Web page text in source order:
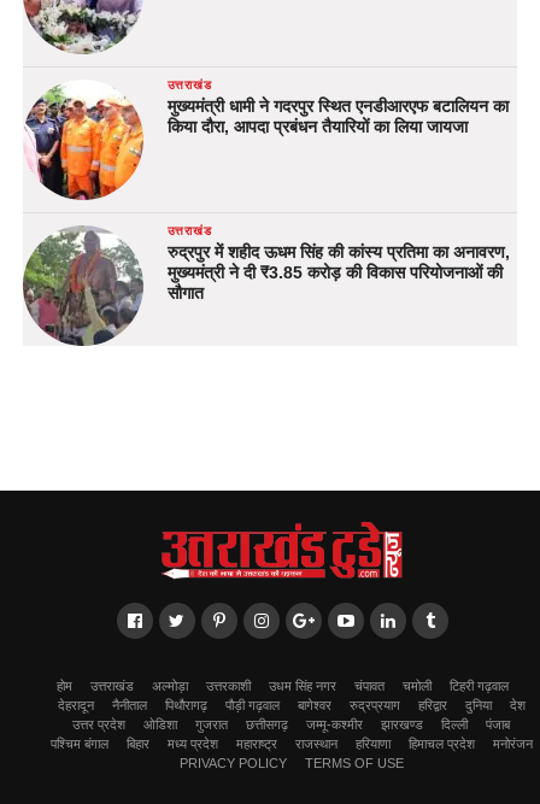
उत्तराखंड
मुख्यमंत्री धामी ने गदरपुर स्थित एनडीआरएफ बटालियन का
किया दौरा, आपदा प्रबंधन तैयारियों का लिया जायजा
उत्तराखंड
रुद्रपुर में शहीद ऊधम सिंह की कांस्य प्रतिमा का अनावरण,
मुख्यमंत्री ने दी ₹3.85 करोड़ की विकास परियोजनाओं की
सौगात
होम उत्तराखंड अल्मोड़ा उत्तरकाशी उधम सिंह नगर चंपावत चमोली
टिहरी गढ़वाल
देहरादून
नैनीताल पिथौरागढ़ पौड़ी गढ़वाल बागेश्वर रुद्रप्रयाग हरिद्वार दुनिया
देश
उत्तर प्रदेश
ओडिशा गुजरात छत्तीसगढ़ जम्मू-कश्मीर झारखण्ड दिल्ली
पंजाब
पश्चिम बंगाल
बिहार मध्य प्रदेश महाराष्ट्र राजस्थान हरियाणा हिमाचल प्रदेश
मनोरंजन
PRIVACY POLICY
TERMS OF USE